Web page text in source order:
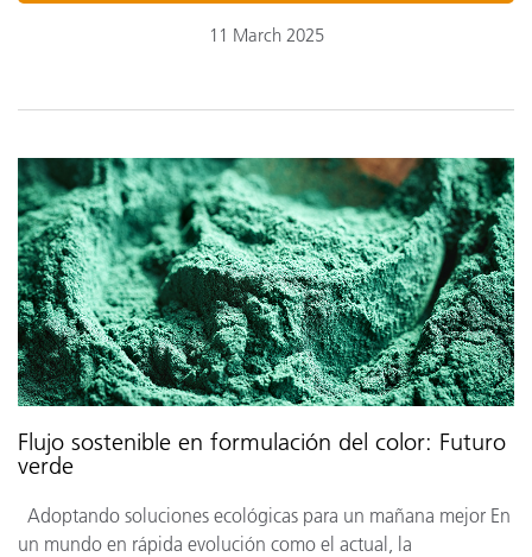
11 March 2025
Flujo sostenible en formulación del color: Futuro
verde
Adoptando soluciones ecológicas para un mañana mejor En
un mundo en rápida evolución como el actual, la